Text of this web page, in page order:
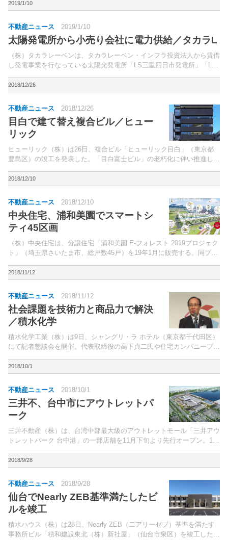
業開始は11月の予定。
2019/1/10
不動産ニュース 2019/1/10
太陽発電所から小売り会社に電力供給／タカラL
（株）タカラレーベンは、タカラレーベン・インフラ投資法人から賃借
し発電事業を行なっている太陽光発電所「LS三重四日市発電所」「LS
る「みんな電力（株）」への電力供給を開始する。同社...
2018/12/26
不動産ニュース 2018/12/26
目白で建て替え複合ビル／ヒュー
リック
ヒューリック（株）は26日、複合ビル「ヒューリック目白」（東京都
豊島区）の竣工を発表した。「目白富士ビル」の老朽化に伴い推進して
2018/12/10
不動産ニュース 2018/12/10
中央住宅、浦和美園でスマートシ
ティ45区画
（株）中央住宅は、分譲住宅「浦和美園 E-フォレスト 2019プロジェク
ト」（埼玉県さいたま市、総戸数45戸）を19年1月に販売する。同プロ
2018/11/12
不動産ニュース 2018/11/12
社会課題を技術力と商品力で解決
／積水化学
積水化学工業（株）は9日、シャングリ・ラ ホテル（東京都千代田区）
にて記者懇談会を開催。代表取締役の高下貞二氏や住宅カンパニープレ
2018/10/1
不動産ニュース 2018/10/1
三井不、台中市にアウトレットパ
ーク
三井不動産（株）は、台湾中部最大級のアウトレットモール「三井アウ
トレットパーク 台中港」の一部店舗を11月下旬より先行オープン。12
2018/9/28
不動産ニュース 2018/9/28
仙台でNearly ZEB基準満たしたビ
ルを竣工
積水ハウス（株）は28日、Nearly ZEB（二アリーゼブ）基準を満たす
事務所ビル「積和建設東北（株）新社屋」（仙台市泉区）を竣工したと